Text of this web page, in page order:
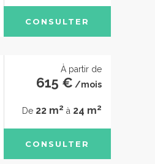
CONSULTER
À partir de
615 € /mois
De 22 m2 à 24 m2
CONSULTER